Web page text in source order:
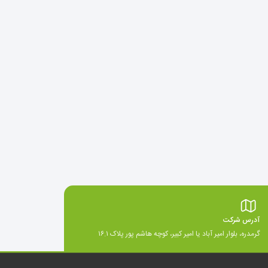
آدرس شرکت
گرمدره، بلوار امیر آباد یا امیر کبیر، کوچه هاشم پور پلاک ۱۶.۱